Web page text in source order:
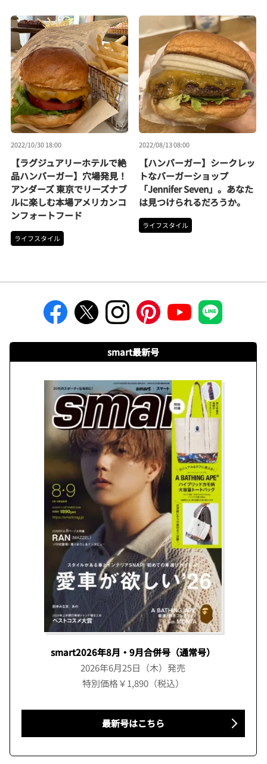
2022/10/30 18:00
【ラグジュアリーホテルで絶
品ハンバーガー】穴場発見！
アンダーズ 東京でリーズナブ
ルに楽しむ本場アメリカンコ
ンフォートフード
ライフスタイル
2022/08/13 08:00
【ハンバーガー】シークレッ
トなバーガーショップ
「Jennifer Seven」。あなた
は見つけられるだろうか。
ライフスタイル
smart最新号
smart2026年8月・9月合併号（通常号）
2026年6月25日（木）発売
特別価格￥1,890（税込）
最新号はこちら